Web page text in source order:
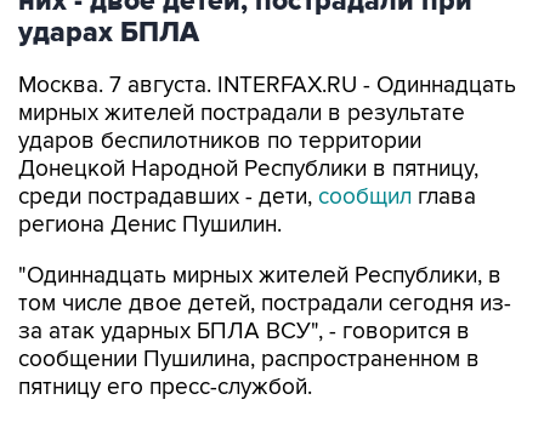
Москва. 7 августа. INTERFAX.RU - Одиннадцать
ударов беспилотников по территории
Донецкой Народной Республики в пятницу,
среди пострадавших - дети,сообщилглава
региона Денис Пушилин.
"Одиннадцать мирных жителей Республики, в
за атак ударных БПЛА ВСУ", - говорится в
сообщении Пушилина, распространенном в
пятницу его пресс-службой.
Он уточнил, что в результате этих атак также